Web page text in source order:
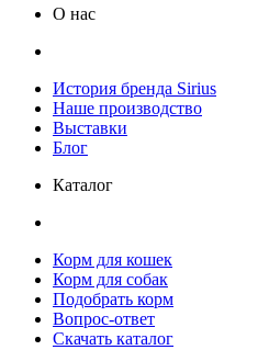
О нас
История бренда Sirius
Наше производство
Выставки
Блог
Каталог
Корм для кошек
Корм для собак
Подобрать корм
Вопрос-ответ
Скачать каталог